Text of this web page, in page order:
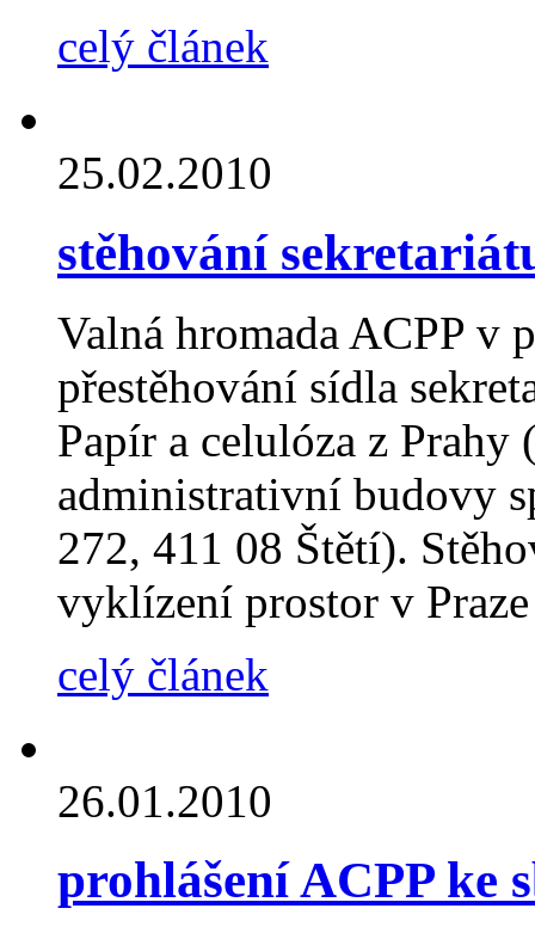
celý článek
25.02.2010
stěhování
Valná hromada ACPP v
přestěhování sídla
Papír a celulóza z Prahy
administrativní budovy
272, 411 08 Štětí).
vyklízení prostor v
celý článek
26.01.2010
prohlášení ACPP ke